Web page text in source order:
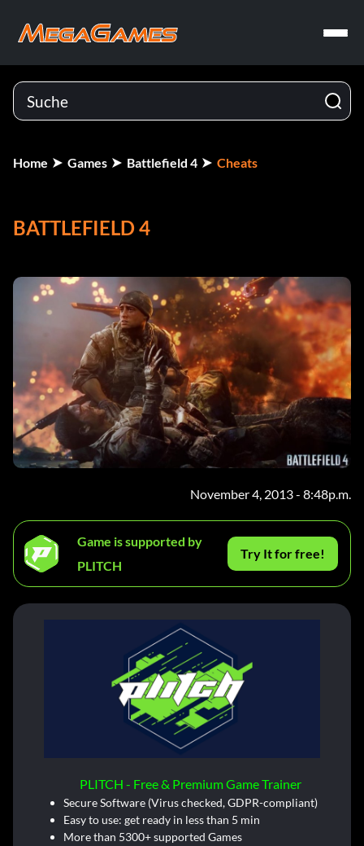
Home Games Battlefield 4 Cheats
BATTLEFIELD 4
November 4, 2013 - 8:48p.m.
Game is supported by
PLITCH
Try It for free!
PLITCH - Free & Premium Game Trainer
Secure Software (Virus checked, GDPR-compliant)
Easy to use: get ready in less than 5 min
More than 5300+ supported Games